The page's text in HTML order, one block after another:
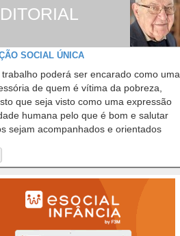
SOCIAL ÚNICA
trabalho poderá ser encarado como uma
de quem é vítima da pobreza,
que seja visto como uma expressão
humana pelo que é bom e salutar
sejam acompanhados e orientados